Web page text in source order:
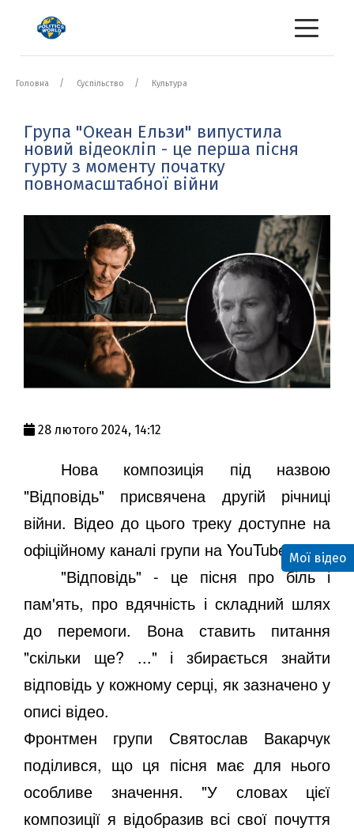
Головна Суспільство Культура
Група "Океан Ельзи" випустила
новий відеокліп - це перша пісня
гурту з моменту початку
повномасштабної війни
28 лютого 2024, 14:12
Нова композиція під назвою
"Відповідь" присвячена другій річниці
війни. Відео до цього треку доступне на
офіційному каналі групи на YouTube.
"Відповідь" - це пісня про біль і
пам'ять, про вдячність і складний шлях
до перемоги. Вона ставить питання
"скільки ще? ..." і збирається знайти
відповідь у кожному серці, як зазначено у
описі відео.
Фронтмен групи Святослав Вакарчук
поділився, що ця пісня має для нього
особливе значення. "У словах цієї
композиції я відобразив всі свої почуття
Мої відео